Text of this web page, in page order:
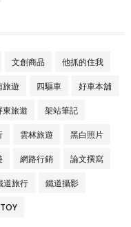
文創商品 他抓的住我
旅遊 四驅車 好車本舖
東旅遊 架站筆記
雲林旅遊 黑白照片
網路行銷 論文撰寫
道旅行 鐵道攝影
TOY